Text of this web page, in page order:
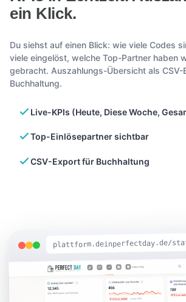
ein Klick.
Du siehst auf einen Blick: wie viele Codes
viele eingelöst, welche Top-Partner haben
gebracht. Auszahlungs-Übersicht als CSV-
Buchhaltung.
Live-KPIs (Heute, Diese Woche,
Top-Einlösepartner sichtbar
CSV-Export für Buchhaltung
plattform.deinperfectday.de/